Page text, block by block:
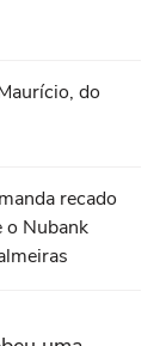
do
recado
o Nubank